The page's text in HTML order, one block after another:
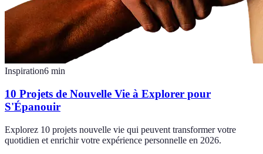
Inspiration6 min
10 Projets de Nouvelle Vie à Explorer pour
S'Épanouir
Explorez 10 projets nouvelle vie qui peuvent transformer votre
quotidien et enrichir votre expérience personnelle en 2026.